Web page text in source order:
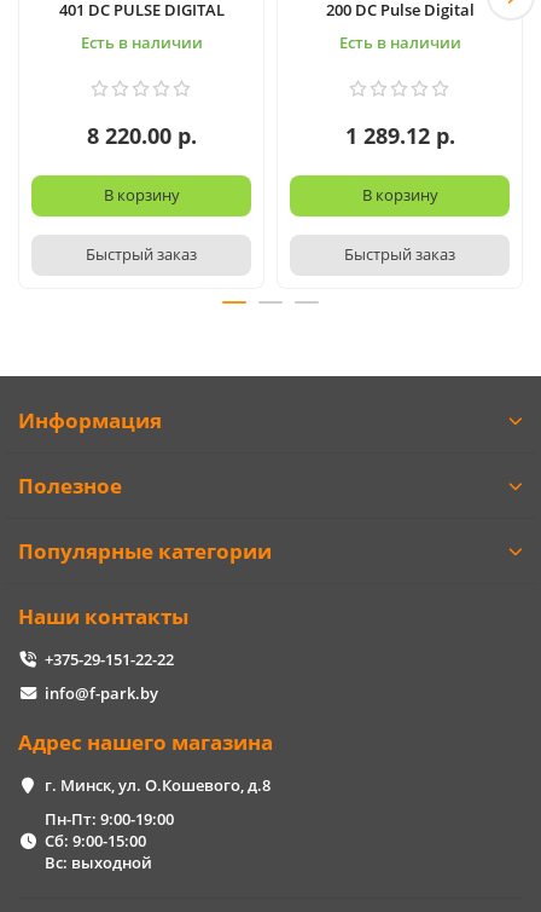
401 DC PULSE DIGITAL
Есть в наличии
8 220.00 р.
В корзину
Быстрый заказ
200 DC Pulse Digital
Есть в наличии
1 289.12 р.
В корзину
Быстрый заказ
Информация
Полезное
Популярные категории
Наши контакты
+375-29-151-22-22
info@f-park.by
Адрес нашего магазина
г. Минск, ул. О.Кошевого, д.8
Пн-Пт: 9:00-19:00
Сб: 9:00-15:00
Вс: выходной